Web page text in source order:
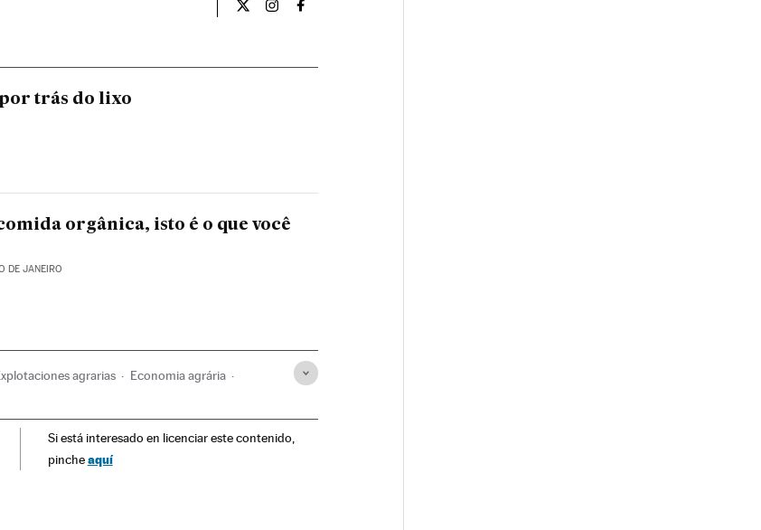
Estilo El País Brasil en Twitter
Estilo El País Brasil en Instagram
Estilo El País Brasil en Facebook
por trás do lixo
orgânica, isto é o que você
DE JANEIRO
agrarias Economia agrária
Si está interesado en licenciar este contenido,
pincheaquí